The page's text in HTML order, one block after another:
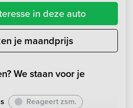
in deze auto
je maandprijs
We staan voor je
Reageert zsm.